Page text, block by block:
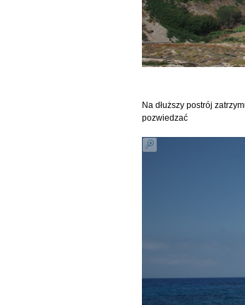
Na dłuższy postrój
pozwiedzać